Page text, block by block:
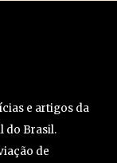
e artigos da
do Brasil.
de